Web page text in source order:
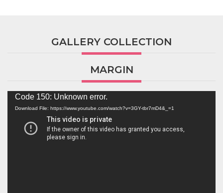
GALLERY COLLECTION
MARGIN
Video
Player
Code 150: Unknown error.
Download File: https://www.youtube.com/watch?v=3GY-tbr7mD4&_=1